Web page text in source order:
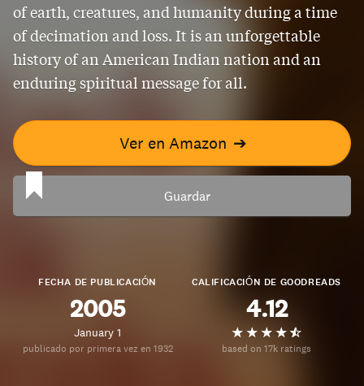
of earth, creatures, and humanity during a time
of decimation and loss. It is an unforgettable
history of an American Indian nation and an
enduring spiritual message for all.
Ver en Amazon ➔
Guardar
FECHA DE PUBLICACIÓN
2005
January 1
publicado por primera vez en 1932
CALIFICACIÓN DE GOODREADS
4.12
based on 17k ratings